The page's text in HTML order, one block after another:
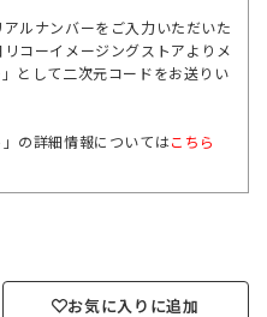
ルナンバーをご入力いただいた
コーイメージングストアよりメ
として二次元コードをお送りい
の詳細情報についてはこちら
お気に入りに追加